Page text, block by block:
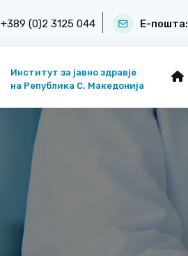
+389 (0)2 3125 044 Е-пошта:
Институт за јавно здравје
на Република С. Македонија